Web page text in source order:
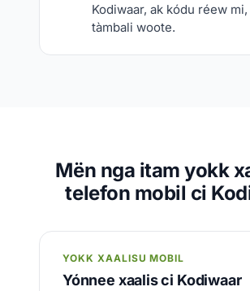
Kodiwaar, ak kódu réew mi,
tàmbali woote.
Mën nga itam yokk
telefon mobil ci
YOKK XAALISU MOBIL
Yónnee xaalis ci Kodiwaar